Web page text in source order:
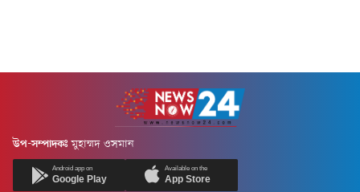
উপ-সম্পাদকঃ মুহাম্মদ ওসমান
Android app on
Google Play
Available on the
App Store